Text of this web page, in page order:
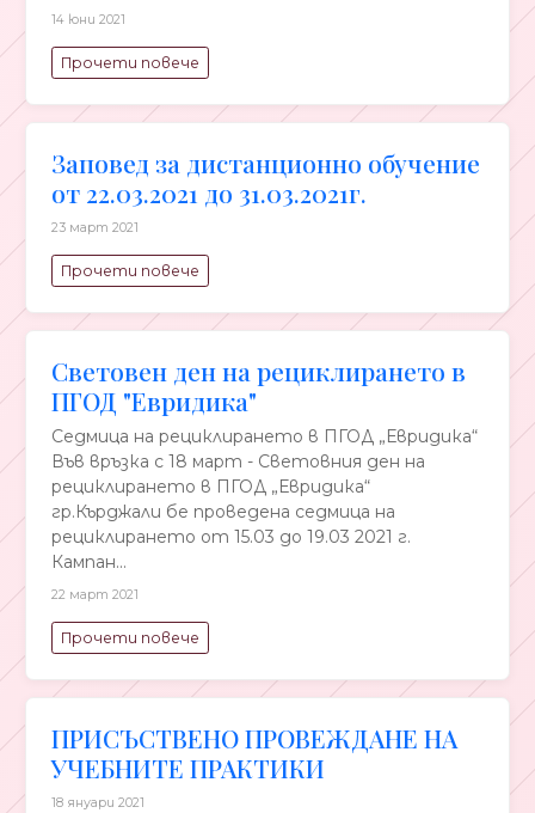
14 юни 2021
Прочети повече
Заповед за дистанционно обучение
от 22.03.2021 до 31.03.2021г.
23 март 2021
Прочети повече
Световен ден на рециклирането в
ПГОД "Евридика"
Седмица на рециклирането в ПГОД „Евридика“
Във връзка с 18 март - Световния ден на
рециклирането в ПГОД „Евридика“
гр.Кърджали бе проведена седмица на
рециклирането от 15.03 до 19.03 2021 г.
Кампан...
22 март 2021
Прочети повече
ПРИСЪСТВЕНО ПРОВЕЖДАНЕ НА
УЧЕБНИТЕ ПРАКТИКИ
18 януари 2021